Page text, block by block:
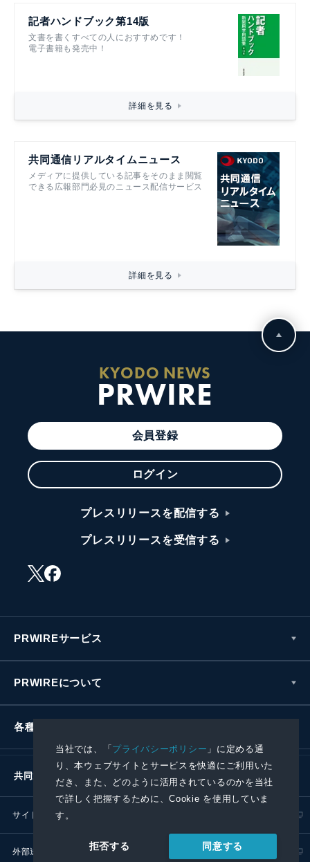
当社では、「プライバシーポリシー 」に定める通
り、本ウェブサイトとサービスを快適にご利用いた
だき、また、どのように活用されているのかを当社
で詳しく把握するために、Cookie を使用していま
す。
拒否する 同意する
記者ハンドブック第14版
文書を書くすべての人におすすめです！
電子書籍も発売中！
詳細を見る
共同通信リアルタイムニュース
メディアに提供している記事をそのまま閲覧
できる広報部門必見のニュース配信サービス
詳細を見る
KYODO NEWS
PRWIRE
会員登録
ログイン
プレスリリースを配信する
プレスリリースを受信する
PRWIREサービス
PRWIREについて
各種お問い合わせ
共同通信社グループ
サイトポリシー
外部送信ポリシー プレスリリース取扱基準